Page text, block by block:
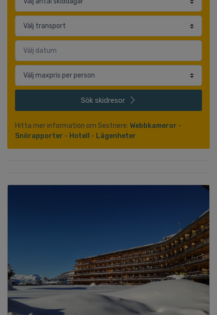
Sök skidresor
Hitta mer information om Sestriere: Webbkameror -
Snörapporter - Hotell - Lägenheter